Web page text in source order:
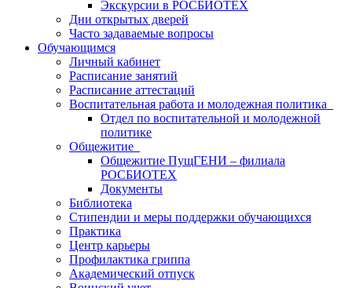
Экскурсии в РОСБИОТЕХ
Дни открытых дверей
Часто задаваемые вопросы
Обучающимся
Личный кабинет
Расписание занятий
Расписание аттестаций
Воспитательная работа и молодежная политика
Отдел по воспитательной и молодежной
политике
Общежитие
Общежитие ПущГЕНИ – филиала
РОСБИОТЕХ
Документы
Библиотека
Стипендии и меры поддержки обучающихся
Практика
Центр карьеры
Профилактика гриппа
Академический отпуск